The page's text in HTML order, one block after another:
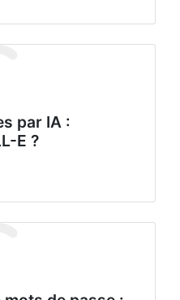
par IA :
E ?